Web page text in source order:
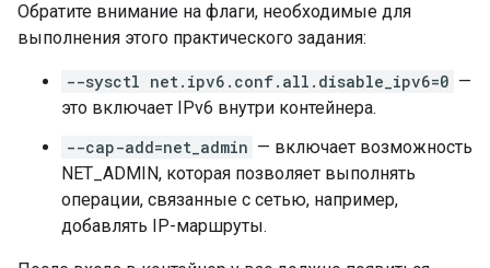
Обратите внимание на флаги, необходимые для
выполнения этого практического задания:
--sysctl net.ipv6.conf.all.disable_ipv6=0 —
это включает IPv6 внутри контейнера.
--cap-add=net_admin — включает возможность
NET_ADMIN, которая позволяет выполнять
операции, связанные с сетью, например,
добавлять IP-маршруты.